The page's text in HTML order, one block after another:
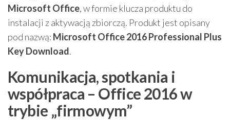
Microsoft Office, w formie klucza produktu do
instalacji z aktywacją zbiorczą. Produkt jest opisany
pod nazwą: Microsoft Office 2016 Professional Plus
Key Download.
Komunikacja, spotkania i
współpraca – Office 2016 w
trybie „firmowym”